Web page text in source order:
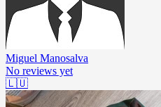
Miguel Manosalva
No reviews yet
🇱🇺